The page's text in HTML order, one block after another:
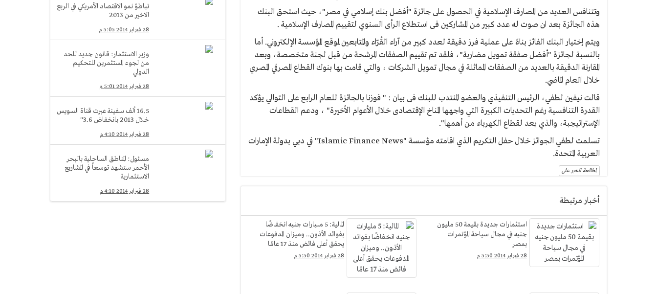
وتتنافس العديد من المصارف الإسلامية في الحصول على جائزة "أفضل بنك إسلامي في مصر"، حيث استحق البنك
هذه الجائزة بعد ان صوت له عدد كبير من المشاركين فى استطلاع الرأى السنوي لتقييم المصارف الإسلامية .
ويتم إختيار البنك الفائز بناءً على عملية فرز دقيقة لعدد كبير من آراء القُرّاء والمتابعين لموقع المؤسسة الإلكتروني. أما
بالنسبة لجائزة "أفضل صفقة تمويل مضاربة"، فلقد تم تقييم الصفقات المرشحة من قبل لجنة متخصصة، وبعد
المقارنة الدقيقة بالعديد من الصفقات المماثلة في مجال تمويل الشركات ، والتي قامت بها بنوك القطاع المصرفي المصري
خلال العام الماضي.
قالت نيفين لطفي، الرئيس التنفيذي والعضو المنتدب للبنك فى بيان : " فوزنا بالجائزة للعام الرابع على التوالي يؤكد
القدرة التنافسية رغم التحديات الكبيرة التي واجهها المناخ الإقتصادى خلال الأعوام الأخيرة" ، ودعم القطاعات
الإستراتيجبة، والذي يعد لقطاع الكهرباء من أهمها".
تسلمت لطفي الجوائز خلال حفل التكريم الذي اقامته مؤسسة "Islamic Finance News" في دبي بدولة الإمارات
العربية المتحدة.
لمطالعة الخبر على
أخبار مرتبطة
استثمارات جديدة بقيمة 50 مليون
جنيه في مجال سياحة المؤتمرات
بمصر
28 فبراير 2014 5:50 م
المالية: 5 مليارات جنيه انخفاضًا
بفوائد الأذون.. وميزان المدفوعات
يحقق أعلى فائض منذ 17 عامًا
28 فبراير 2014 5:50 م
تباطؤ نمو الاقتصاد الأمريكي في الربع
الاخير من 2013
28 فبراير 2014 5:05 م
وزير الاستثمار: قانون جديد للحد
من لجوء المستثمرين للتحكيم
الدولي
28 فبراير 2014 5:01 م
16.5 ألف سفينة عبرت قناة السويس
خلال 2013 بانخفاض 3.6''
28 فبراير 2014 4:10 م
مسئول: المناطق الساحلية بالبحر
الأحمر ستشهد توسعاً في المشاريع
الاستثمارية
28 فبراير 2014 4:10 م